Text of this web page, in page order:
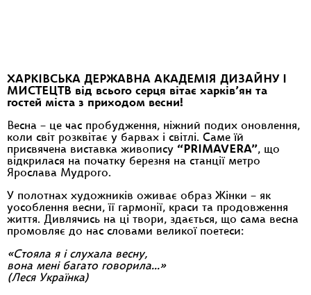
ХАРКІВСЬКА ДЕРЖАВНА АКАДЕМІЯ ДИЗАЙНУ І
МИСТЕЦТВ від всього серця вітає харків’ян та
гостей міста з приходом весни!
Весна – це час пробудження, ніжний подих оновлення,
коли світ розквітає у барвах і світлі. Саме їй
присвячена виставка живопису “PRIMAVERA”, що
відкрилася на початку березня на станції метро
Ярослава Мудрого.
У полотнах художників оживає образ Жінки – як
уособлення весни, її гармонії, краси та продовження
життя. Дивлячись на ці твори, здається, що сама весна
промовляє до нас словами великої поетеси:
«Стояла я і слухала весну,
вона мені багато говорила…»
(Леся Українка)